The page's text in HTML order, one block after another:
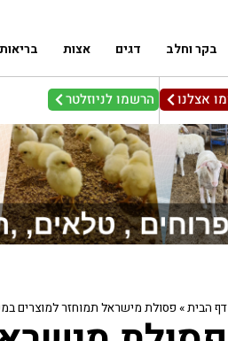
בקר וחלב דגים אצות
אצלנו הרשמו לניוזלטר
דף הבית» פסולת מישראל תמוחזר למוצרים